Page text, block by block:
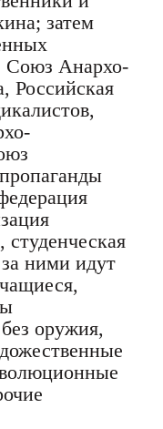
затем
Союз Анархо-
Российская
ними идут
оружия,